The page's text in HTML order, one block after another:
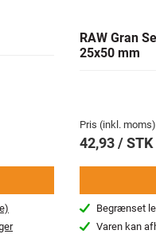
RAW Gran
25x50 mm
Pris (inkl. moms)
42,93 / STK
Begrænset
Varen kan